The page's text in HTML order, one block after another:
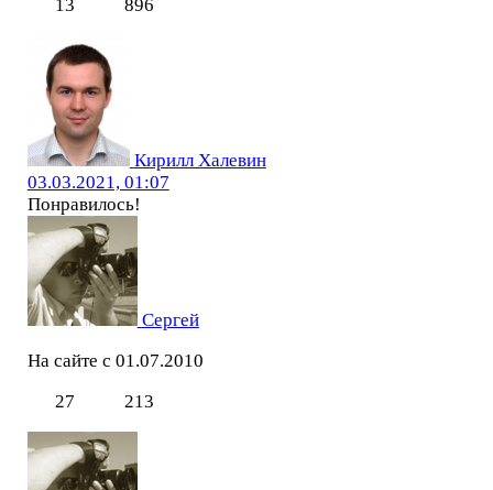
13
896
Кирилл Халевин
03.03.2021, 01:07
Понравилось!
Сергей
На сайте с 01.07.2010
27
213